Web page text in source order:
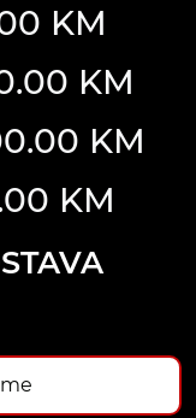
KM
KM
KM
KM